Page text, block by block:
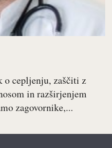
cepljenju, zaščiti z
in razširjenjem
zagovornike,...